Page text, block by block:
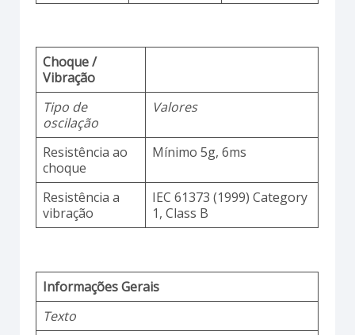
Choque /
Vibração
Tipo de
oscilação
Valores
Resistência ao
choque
Mínimo 5g, 6ms
Resistência a
vibração
IEC 61373 (1999) Category
1, Class B
Informações Gerais
Texto